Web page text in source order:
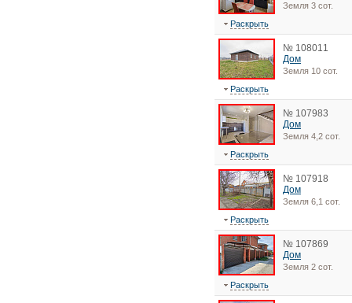
Земля 3 сот.
Раскрыть
№ 108011
Дом
Земля 10 сот.
Раскрыть
№ 107983
Дом
Земля 4,2 сот.
Раскрыть
№ 107918
Дом
Земля 6,1 сот.
Раскрыть
№ 107869
Дом
Земля 2 сот.
Раскрыть